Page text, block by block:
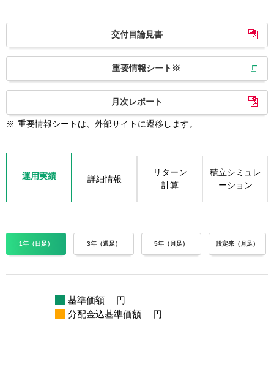
交付目論見書
重要情報シート※
月次レポート
※ 重要情報シートは、外部サイトに遷移します。
運用実績 詳細情報
リターン
計算
積立シミュレ
ーション
1年（日足） 3年（週足） 5年（月足） 設定来（月足）
基準価額
円
分配金込基準価額
円